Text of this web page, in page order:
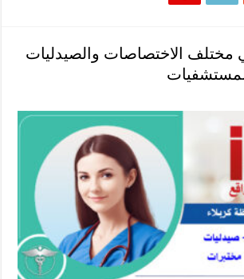
مختلف الاختصاصات والصيدليات